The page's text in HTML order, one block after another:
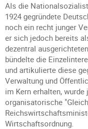
Als die
1924 gegründete
noch ein recht junger
er sich jedoch bereits
dezentral
bündelte die
und artikulierte diese
Verwaltung und
im Kern erhalten,
organisatorische
Wirtschaftsordnung.